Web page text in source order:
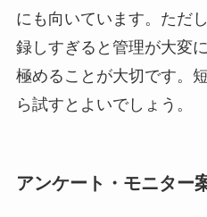
にも向いています。ただ
録しすぎると管理が大変
極めることが大切です。
ら試すとよいでしょう。
アンケート・モニター